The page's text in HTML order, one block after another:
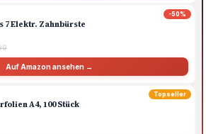
-50%
7 Elektr. Zahnbürste
Auf Amazon ansehen →
Topseller
A4, 100 Stück